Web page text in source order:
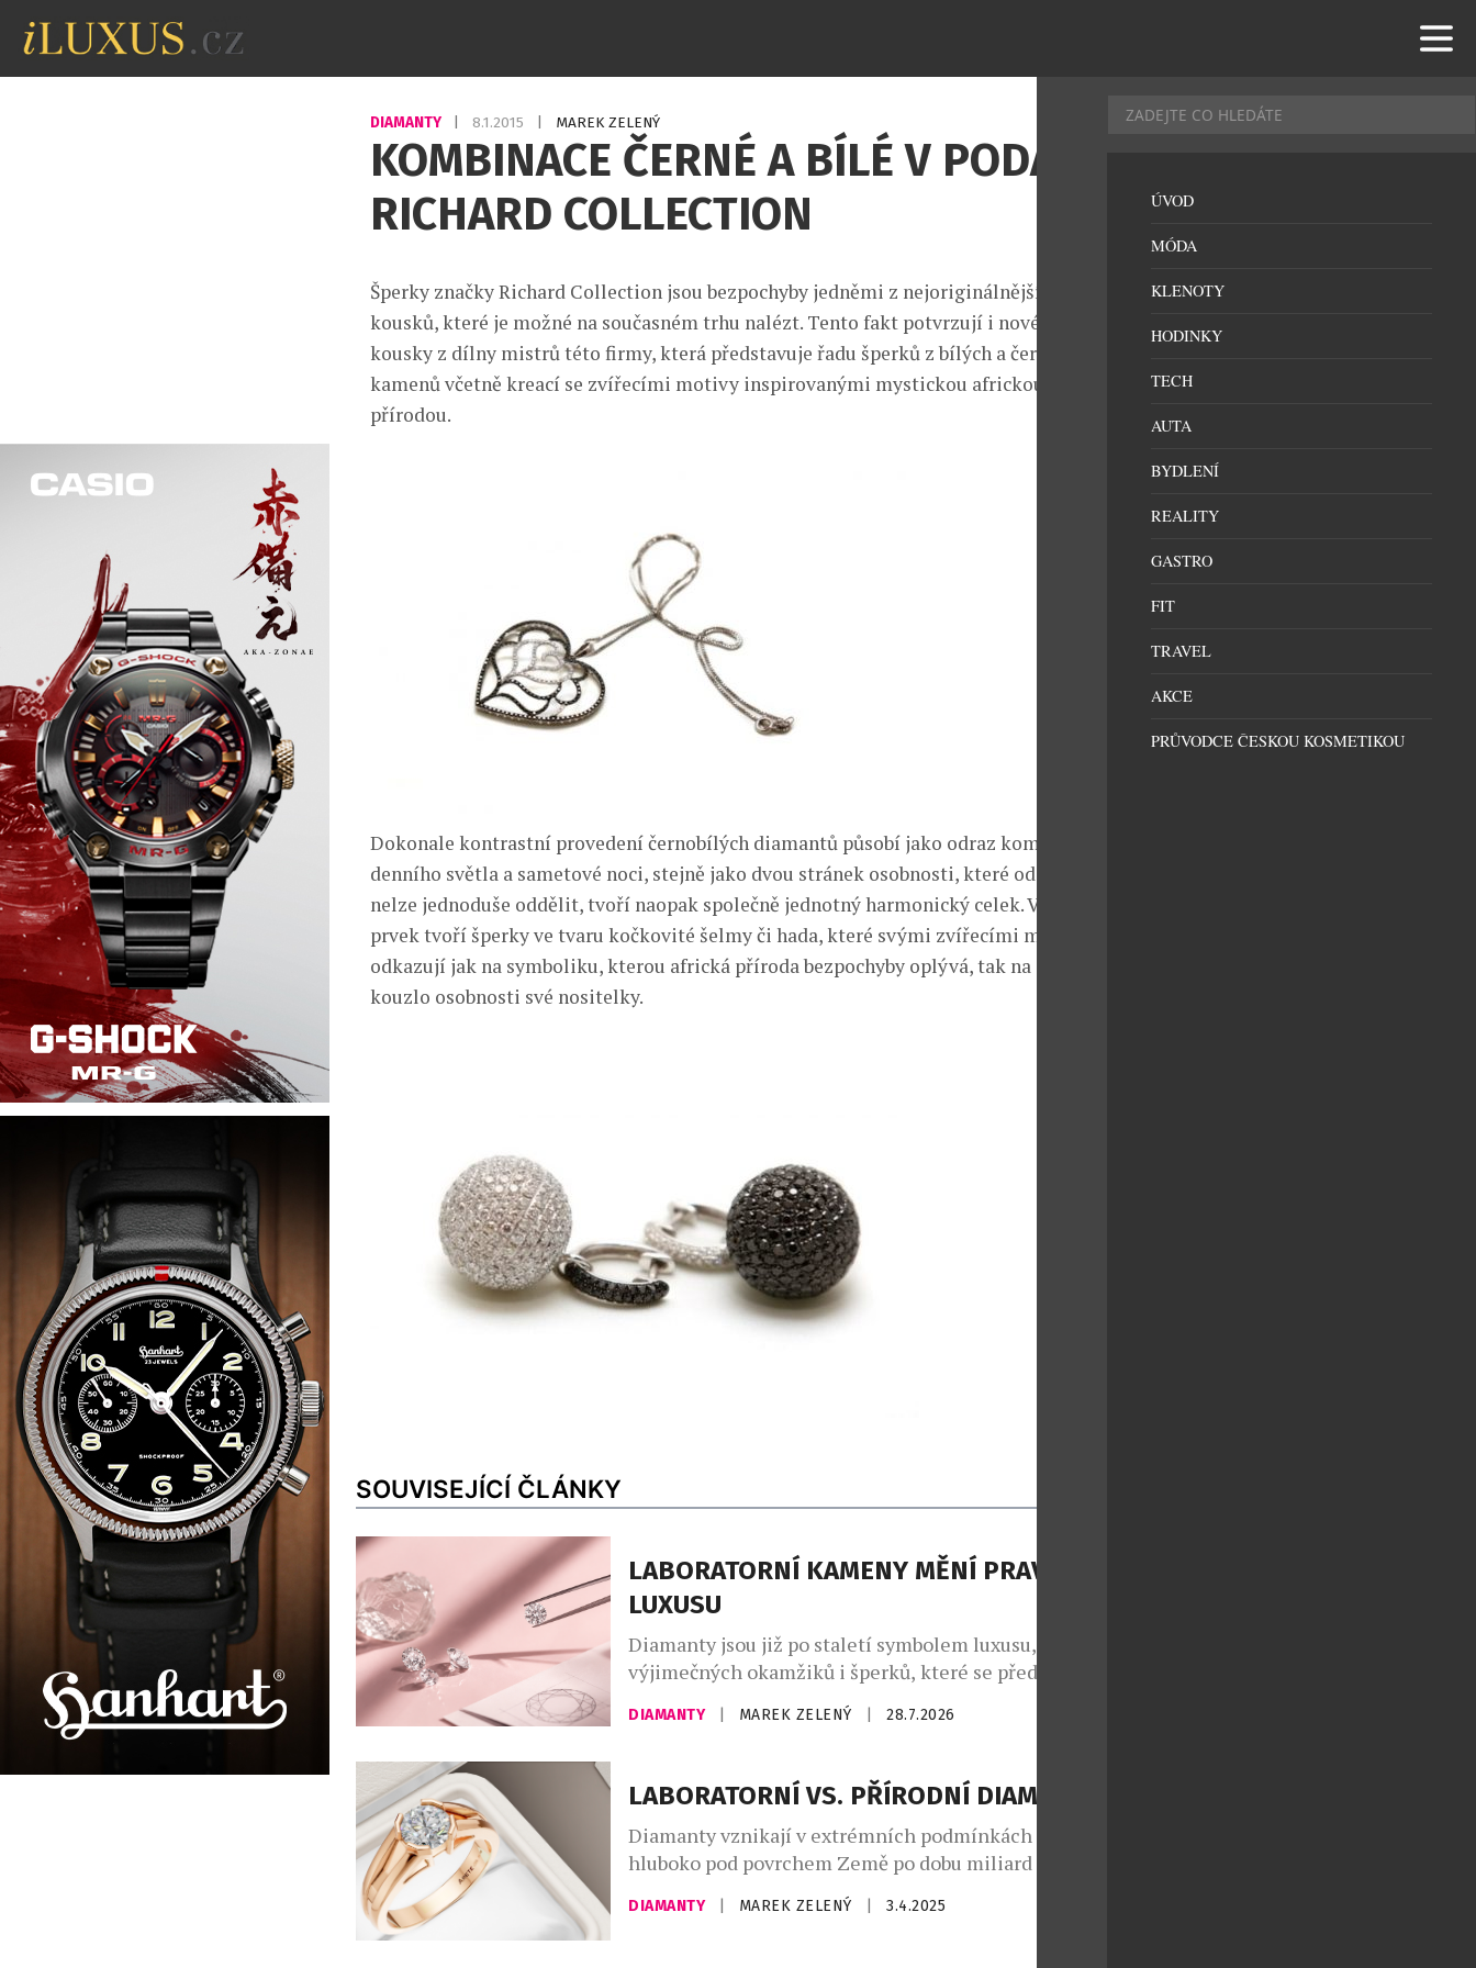
DIAMANTY 8.1.2015 MAREK ZELENÝ
KOMBINACE ČERNÉ A BÍLÉ V PODÁNÍ
RICHARD COLLECTION
Šperky značky Richard Collection jsou bezpochyby jedněmi z nejoriginálnějších
kousků, které je možné na současném trhu nalézt. Tento fakt potvrzují i nové
kousky z dílny mistrů této firmy, která představuje řadu šperků z bílých a černých
kamenů včetně kreací se zvířecími motivy inspirovanými mystickou africkou
přírodou.
Dokonale kontrastní provedení černobílých diamantů působí jako odraz kombinace
denního světla a sametové noci, stejně jako dvou stránek osobnosti, které od sebe
nelze jednoduše oddělit, tvoří naopak společně jednotný harmonický celek. Výrazný
prvek tvoří šperky ve tvaru kočkovité šelmy či hada, které svými zvířecími motivy
odkazují jak na symboliku, kterou africká příroda bezpochyby oplývá, tak na sílu a
kouzlo osobnosti své nositelky.
SOUVISEJÍCÍ ČLÁNKY
LABORATORNÍ KAMENY MĚNÍ PRAVIDLA
LUXUSU
Diamanty jsou již po staletí symbolem luxusu,
výjimečných okamžiků i šperků, které se předávají z
generace na generaci. V posledních letech se vedle
přírodních diamantů výrazně prosazují také
chemické, fyzikální i optické vlastnosti, jejich vznik
však trvá místo miliard let pouhých několik týdnů.
Za stejný rozpočet si tak zákazníci […]
DIAMANTY MAREK ZELENÝ 28.7.2026
LABORATORNÍ VS. PŘÍRODNÍ DIAMANTY
Diamanty vznikají v extrémních podmínkách
hluboko pod povrchem Země po dobu miliard let, ale
dnes je možné je vytvořit během několika týdnů v
laboratoři. Syntetické diamanty, tzv. lab-growny, se
DIAMANTY MAREK ZELENÝ 3.4.2025
ÚVOD
MÓDA
KLENOTY
HODINKY
TECH
AUTA
BYDLENÍ
REALITY
GASTRO
FIT
TRAVEL
AKCE
PRŮVODCE ČESKOU KOSMETIKOU